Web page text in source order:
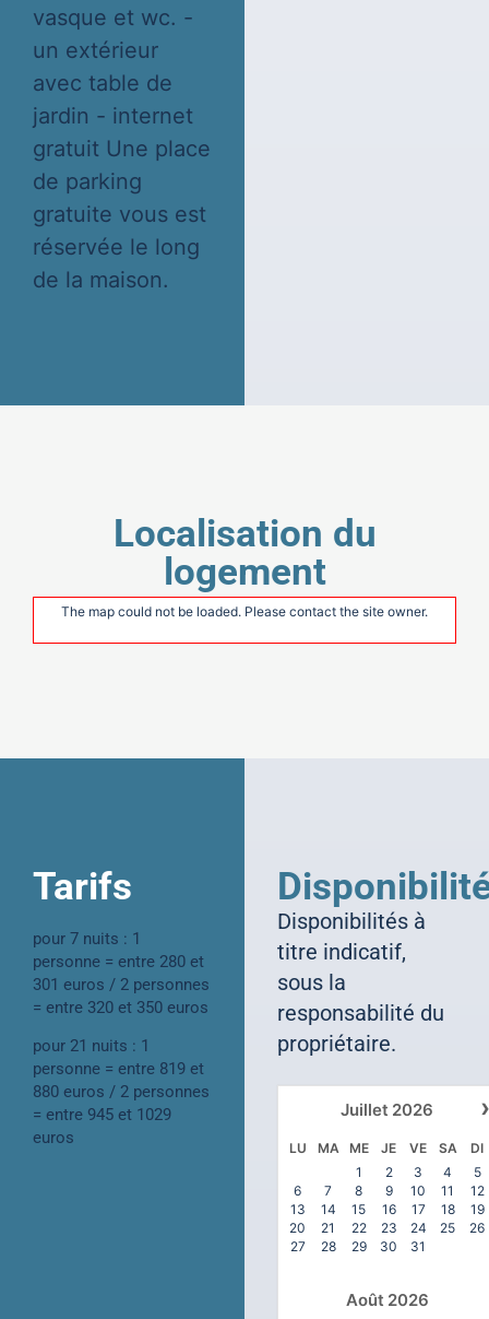
vasque et wc. -
un extérieur
avec table de
jardin - internet
gratuit Une place
de parking
gratuite vous est
réservée le long
de la maison.
Localisation du
logement
The map could not be loaded. Please contact the site owner.
Disponibilités à
titre indicatif,
sous la
responsabilité du
propriétaire.
›
Juillet 2026
LU MA ME JE VE SA
DI
1
2 3 4
5
6
7 8 9 10 11
12
13
14 15 16 17 18
19
20
21 22 23 24 25
26
27
28 29 30 31
Août 2026
Tarifs
pour 7 nuits : 1
personne = entre 280 et
301 euros / 2 personnes
= entre 320 et 350 euros
pour 21 nuits : 1
personne = entre 819 et
880 euros / 2 personnes
= entre 945 et 1029
euros